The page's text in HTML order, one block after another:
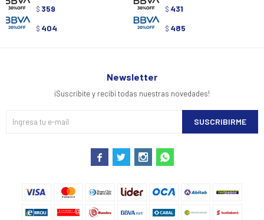
$ 359
$ 404
$ 431
$ 485
Newsletter
¡Suscribite y recibí todas nuestras novedades!
SUSCRIBIRME
   